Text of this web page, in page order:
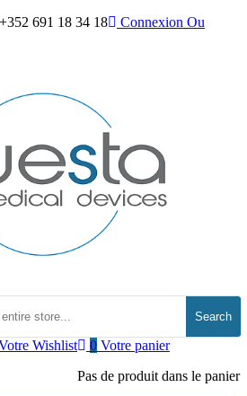
+352 691 18 34 18 Connexion Ou
Search
0 Votre panier
Pas de produit dans le panier
Wishlist